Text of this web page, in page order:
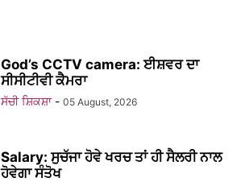
God’s CCTV camera: ਈਸ਼ਵਰ ਦਾ
ਸੀਸੀਟੀਵੀ ਕੈਮਰਾ
ਸੱਚੀ ਸ਼ਿਕਸ਼ਾ - 05 August, 2026
Salary: ਸੁਚੱਜਾ ਹੋਵੇ ਖਰਚ ਤਾਂ ਹੀ ਸੈਲਰੀ ਨਾਲ
ਹੋਵੇਗਾ ਸੰਤੋਖ